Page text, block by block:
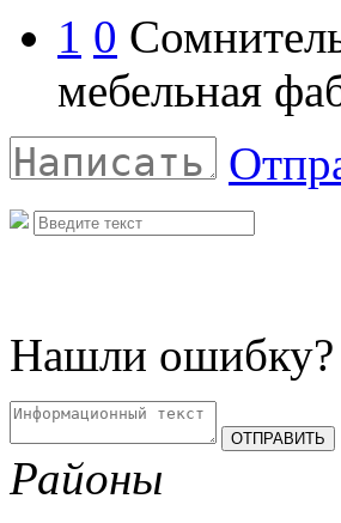
1 0
мебельная
Нашли ошибку?
Районы